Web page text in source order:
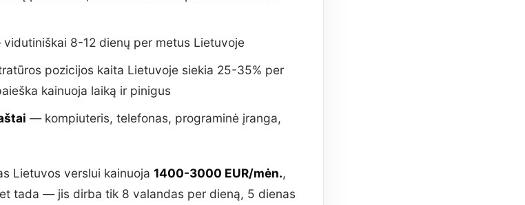
8-12 dienų per metus Lietuvoje
pozicijos kaita Lietuvoje siekia 25-35% per
kainuoja laiką ir pinigus
— kompiuteris, telefonas, programinė įranga,
Lietuvos verslui kainuoja 1400-3000 EUR/mėn.,
tada — jis dirba tik 8 valandas per dieną, 5 dienas